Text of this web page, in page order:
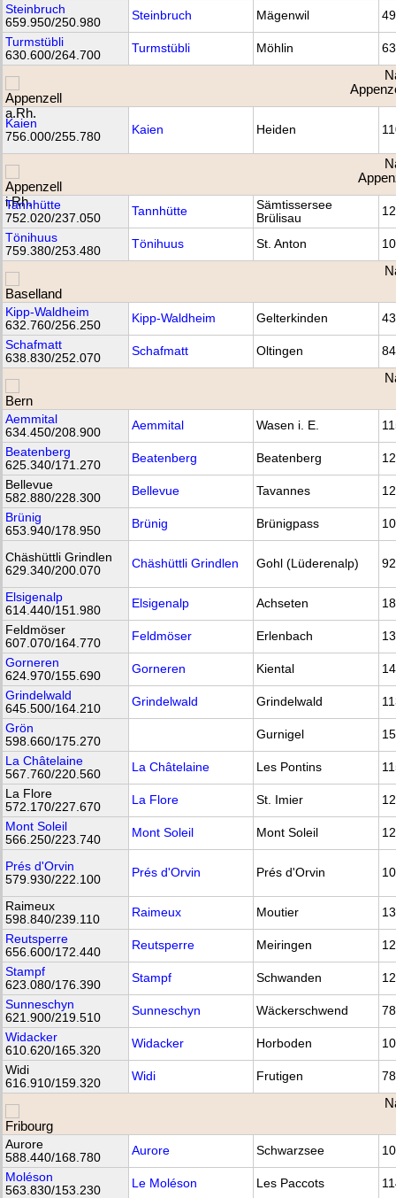
Steinbruch
659.950/250.980
Steinbruch Mägenwil
Turmstübli
630.600/264.700
Turmstübli Möhlin
Kaien
756.000/255.780
Kaien Heiden
Tannhütte
752.020/237.050
Tannhütte
Sämtissersee
Brülisau
Tönihuus
759.380/253.480
Tönihuus St. Anton
Kipp-Waldheim
632.760/256.250
Kipp-Waldheim Gelterkinden
Schafmatt
638.830/252.070
Schafmatt Oltingen
Aemmital
634.450/208.900
Aemmital Wasen i. E.
Beatenberg
625.340/171.270
Beatenberg Beatenberg
Bellevue
582.880/228.300
Bellevue Tavannes
Brünig
653.940/178.950
Brünig Brünigpass
Chäshüttli Grindlen
629.340/200.070
Chäshüttli Grindlen Gohl (Lüderenalp)
Elsigenalp
614.440/151.980
Elsigenalp Achseten
Feldmöser
607.070/164.770
Feldmöser Erlenbach
Gorneren
624.970/155.690
Gorneren Kiental
Grindelwald
645.500/164.210
Grindelwald Grindelwald
Grön
598.660/175.270
Gurnigel
La Châtelaine
567.760/220.560
La Châtelaine Les Pontins
La Flore
572.170/227.670
La Flore St. Imier
Mont Soleil
566.250/223.740
Mont Soleil Mont Soleil
Prés d'Orvin
579.930/222.100
Prés d'Orvin Prés d'Orvin
Raimeux
598.840/239.110
Raimeux Moutier
Reutsperre
656.600/172.440
Reutsperre Meiringen
Stampf
623.080/176.390
Stampf Schwanden
Sunneschyn
621.900/219.510
Sunneschyn Wäckerschwend
Widacker
610.620/165.320
Widacker Horboden
Widi
616.910/159.320
Widi Frutigen
Aurore
588.440/168.780
Aurore Schwarzsee
Moléson
563.830/153.230
Le Moléson Les Paccots